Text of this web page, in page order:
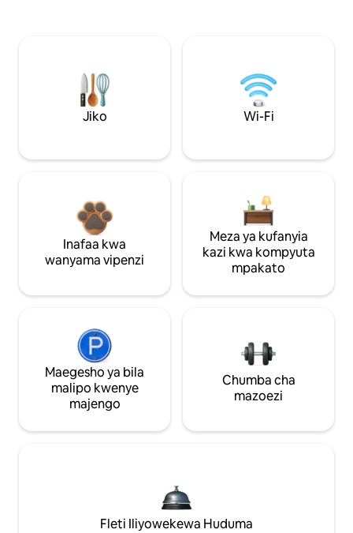
Jiko Wi-Fi
Inafaa kwa
wanyama vipenzi
Meza ya kufanyia
kazi kwa kompyuta
mpakato
Maegesho ya bila
malipo kwenye
majengo
Chumba cha
mazoezi
Fleti Iliyowekewa Huduma